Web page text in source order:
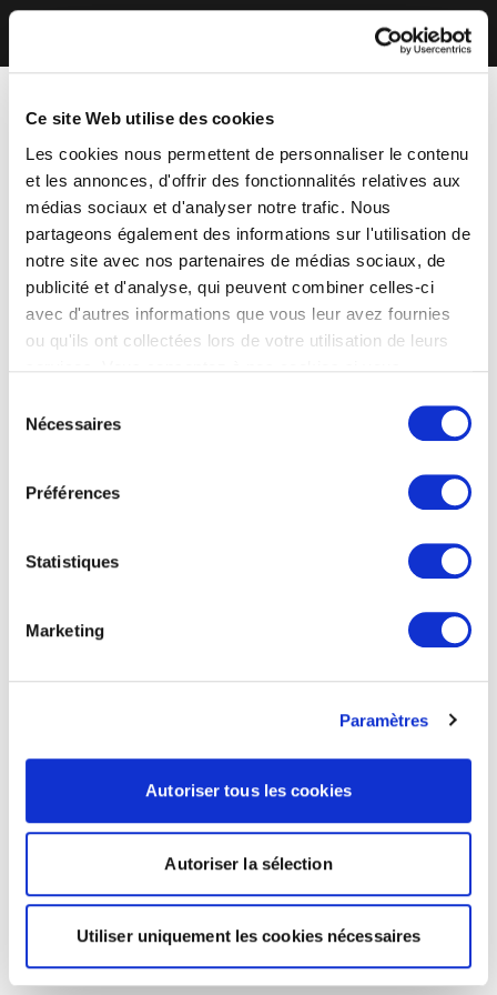
Ce site Web utilise des cookies
Les cookies nous permettent de personnaliser le contenu
et les annonces, d'offrir des fonctionnalités relatives aux
médias sociaux et d'analyser notre trafic. Nous
partageons également des informations sur l'utilisation de
notre site avec nos partenaires de médias sociaux, de
publicité et d'analyse, qui peuvent combiner celles-ci
avec d'autres informations que vous leur avez fournies
ou qu'ils ont collectées lors de votre utilisation de leurs
Nécessaires
Préférences
Statistiques
Marketing
Paramètres
Autoriser tous les cookies
Autoriser la sélection
Utiliser uniquement les cookies nécessaires